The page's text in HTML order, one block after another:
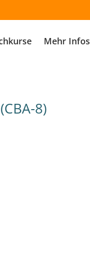
Mehr Infos
8)